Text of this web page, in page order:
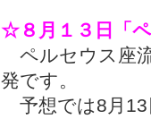
☆８月１３日「
ペルセウス座
発です。
予想では8月13